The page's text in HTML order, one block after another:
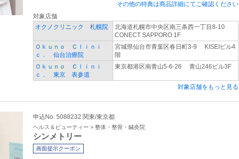
その他の特典は商品詳細にてご確認ください
対象店舗
オクノクリニック 札幌院
北海道札幌市中央区南三条西一丁目8-10
CONECT SAPPORO 1F
Ｏｋｕｎｏ Ｃｌｉｎｉ
ｃ． 仙台治療院
宮城県仙台市青葉区春日町3-9 KISEIビル4
階
Ｏｋｕｎｏ Ｃｌｉｎｉ
ｃ． 東京 表参道
東京都港区南青山5-6-26 青山246ビル3F
対象店舗をもっと見る
申込No. 5088232 関東/東京都
ヘルス＆ビューティー > 整体・整骨・鍼灸院
シンメトリー
画面提示クーポン